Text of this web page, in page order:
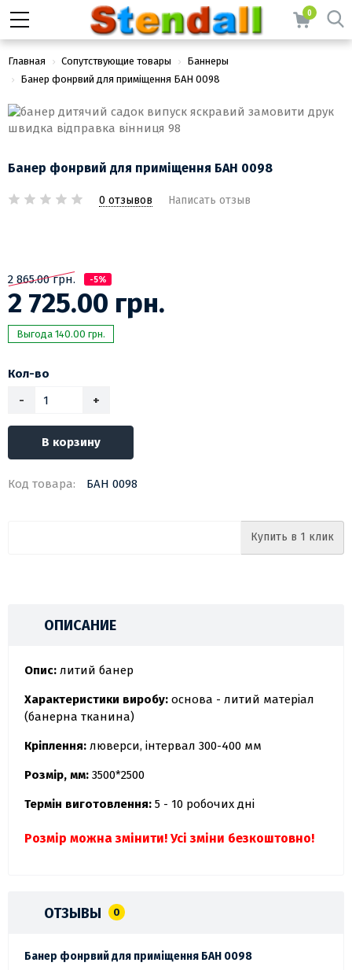
0
Главная Сопутствующие товары
Баннеры
Банер фонрвий для приміщення БАН 0098
Банер фонрвий для приміщення БАН 0098
0 отзывов Написать отзыв
2 865.00 грн. -5%
2 725.00 грн.
Выгода 140.00 грн.
Кол-во
-
+
В корзину
Код товара: БАН 0098
Купить в 1 клик
ОПИСАНИЕ
Опис: литий банер
Характеристики виробу: основа - литий матеріал
(банерна тканина)
Кріплення: люверси, інтервал 300-400 мм
Розмір, мм: 3500*2500
Термін виготовлення: 5 - 10 робочих дні
Розмір можна змінити! Усі зміни безкоштовно!
ОТЗЫВЫ 0
Банер фонрвий для приміщення БАН 0098